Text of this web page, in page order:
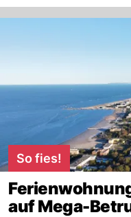
So fies!
auf Mega-